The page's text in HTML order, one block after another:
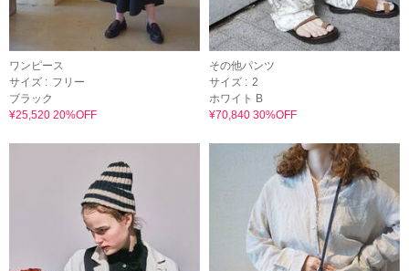
ワンピース
サイズ : フリー
ブラック
¥25,520 20%OFF
その他パンツ
サイズ : 2
ホワイト B
¥70,840 30%OFF